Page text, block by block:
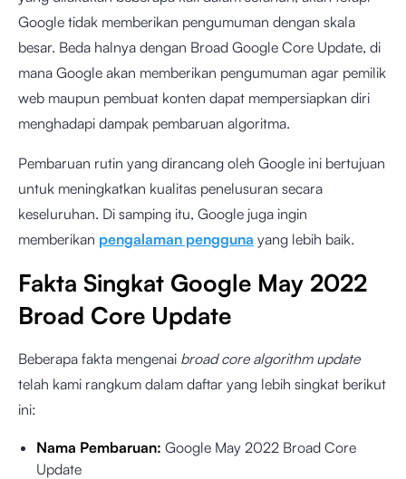
Google tidak memberikan pengumuman dengan skala
besar. Beda halnya dengan Broad Google Core Update, di
mana Google akan memberikan pengumuman agar pemilik
web maupun pembuat konten dapat mempersiapkan diri
menghadapi dampak pembaruan algoritma.
Pembaruan rutin yang dirancang oleh Google ini bertujuan
untuk meningkatkan kualitas penelusuran secara
keseluruhan. Di samping itu, Google juga ingin
memberikan pengalaman pengguna yang lebih baik.
Fakta Singkat Google May 2022
Broad Core Update
Beberapa fakta mengenai broad core algorithm update
telah kami rangkum dalam daftar yang lebih singkat berikut
ini:
Nama Pembaruan: Google May 2022 Broad Core
Update